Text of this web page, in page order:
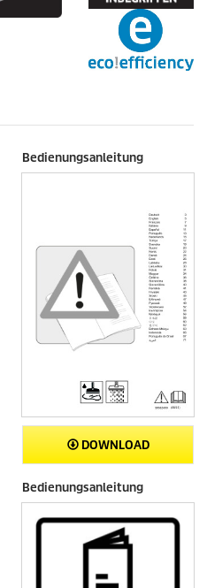
Bedienungsanleitung
DOWNLOAD
Bedienungsanleitung